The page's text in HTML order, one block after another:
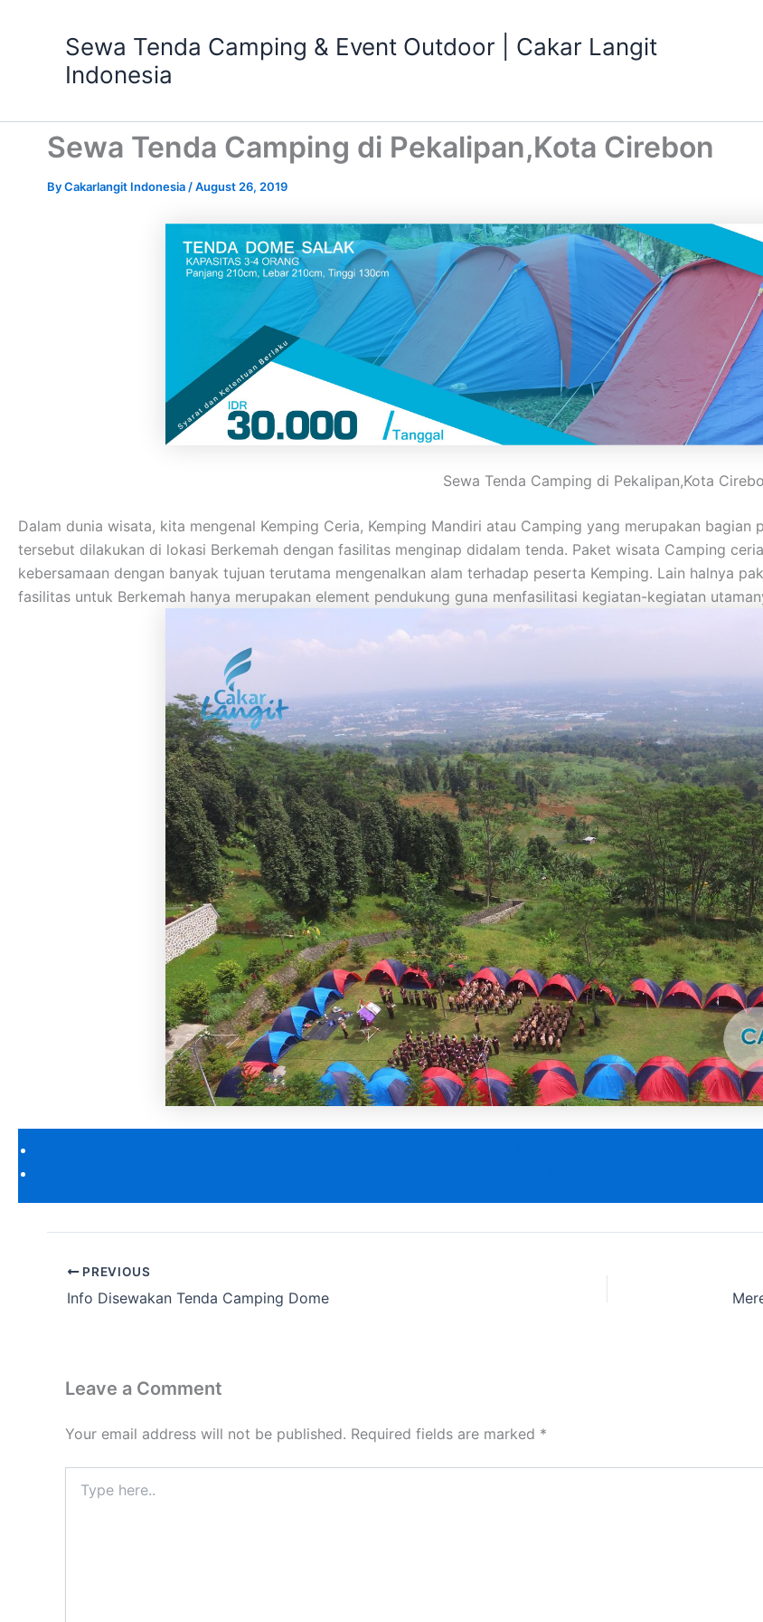
Sewa Tenda Camping & Event Outdoor | Cakar Langit
Indonesia
Sewa Tenda Camping di Pekalipan,Kota Cirebon
ByCakarlangit Indonesia /August 26, 2019
Sewa Tenda Camping di Pekalipan,Kota
Dalam dunia wisata, kita mengenal Kemping Ceria, Kemping Mandiri atau Camping yang merupakan
tersebut dilakukan di lokasi Berkemah dengan fasilitas menginap didalam tenda. Paket wisata Camping
kebersamaan dengan banyak tujuan terutama mengenalkan alam terhadap peserta Kemping. Lain halnya
fasilitas untuk Berkemah hanya merupakan element pendukung guna menfasilitasi kegiatan-kegiatan
PREVIOUS
Info Disewakan Tenda Camping Dome
Leave a Comment
Your email address will not be published. Required fields are marked *
here..